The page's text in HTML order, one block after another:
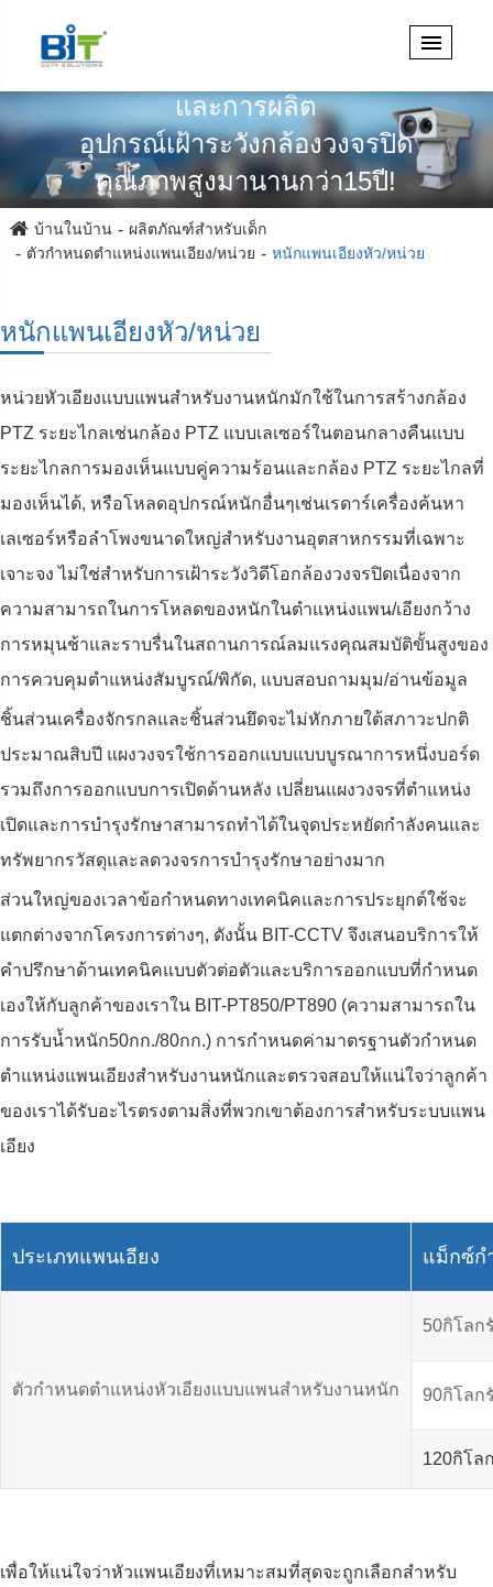
เชี่ยวชาญในการออกแบบวิศวกรรม
และการผลิต
อุปกรณ์เฝ้าระวังกล้องวงจรปิด
คุณภาพสูงมานานกว่า15ปี!
บ้านในบ้าน
ผลิตภัณฑ์สำหรับเด็ก
ตัวกำหนดตำแหน่งแพนเอียง/หน่วย
หนักแพนเอียงหัว/หน่วย
หนักแพนเอียงหัว/หน่วย
หน่วยหัวเอียงแบบแพนสำหรับงานหนักมักใช้ในการสร้างกล้อง
PTZ ระยะไกลเช่นกล้อง PTZ แบบเลเซอร์ในตอนกลางคืนแบบ
ระยะไกลการมองเห็นแบบคู่ความร้อนและกล้อง PTZ ระยะไกลที่
มองเห็นได้, หรือโหลดอุปกรณ์หนักอื่นๆเช่นเรดาร์เครื่องค้นหา
เลเซอร์หรือลำโพงขนาดใหญ่สำหรับงานอุตสาหกรรมที่เฉพาะ
เจาะจง ไม่ใช่สำหรับการเฝ้าระวังวิดีโอกล้องวงจรปิดเนื่องจาก
ความสามารถในการโหลดของหนักในตำแหน่งแพน/เอียงกว้าง
การหมุนช้าและราบรื่นในสถานการณ์ลมแรงคุณสมบัติขั้นสูงของ
การควบคุมตำแหน่งสัมบูรณ์/พิกัด, แบบสอบถามมุม/อ่านข้อมูล
ชิ้นส่วนเครื่องจักรกลและชิ้นส่วนยึดจะไม่หักภายใต้สภาวะปกติ
ประมาณสิบปี แผงวงจรใช้การออกแบบแบบบูรณาการหนึ่งบอร์ด
รวมถึงการออกแบบการเปิดด้านหลัง เปลี่ยนแผงวงจรที่ตำแหน่ง
เปิดและการบำรุงรักษาสามารถทำได้ในจุดประหยัดกำลังคนและ
ทรัพยากรวัสดุและลดวงจรการบำรุงรักษาอย่างมาก
ส่วนใหญ่ของเวลาข้อกำหนดทางเทคนิคและการประยุกต์ใช้จะ
แตกต่างจากโครงการต่างๆ, ดังนั้น BIT-CCTV จึงเสนอบริการให้
คำปรึกษาด้านเทคนิคแบบตัวต่อตัวและบริการออกแบบที่กำหนด
เองให้กับลูกค้าของเราใน BIT-PT850/PT890 (ความสามารถใน
การรับน้ำหนัก50กก./80กก.) การกำหนดค่ามาตรฐานตัวกำหนด
ตำแหน่งแพนเอียงสำหรับงานหนักและตรวจสอบให้แน่ใจว่าลูกค้า
ของเราได้รับอะไรตรงตามสิ่งที่พวกเขาต้องการสำหรับระบบแพน
เอียง
ประเภทแพนเอียง แม็กซ์ก
ตัวกำหนดตำแหน่งหัวเอียงแบบแพนสำหรับงานหนัก
50กิโลก
90กิโลก
120กิโล
เพื่อให้แน่ใจว่าหัวแพนเอียงที่เหมาะสมที่สุดจะถูกเลือกสำหรับ